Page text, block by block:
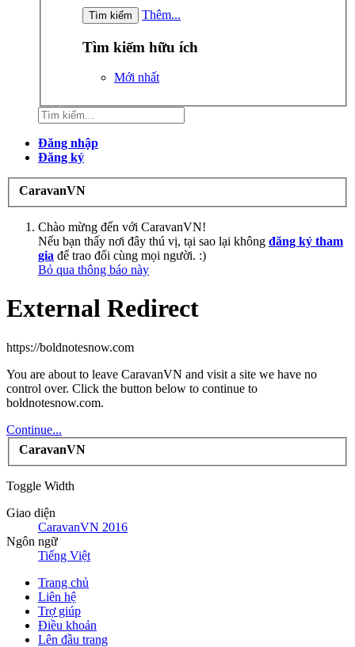
Thêm...
Tìm kiếm hữu ích
Mới nhất
Đăng nhập
Đăng ký
CaravanVN
Chào mừng đến với CaravanVN!
Nếu bạn thấy nơi đây thú vị, tại sao lại không đăng ký tham
gia để trao đổi cùng mọi người. :)
Bỏ qua thông báo này
External Redirect
https://boldnotesnow.com
You are about to leave CaravanVN and visit a site we have no
control over. Click the button below to continue to
boldnotesnow.com.
Continue...
CaravanVN
Toggle Width
Giao diện
CaravanVN 2016
Ngôn ngữ
Tiếng Việt
Trang chủ
Liên hệ
Trợ giúp
Điều khoản
Lên đầu trang